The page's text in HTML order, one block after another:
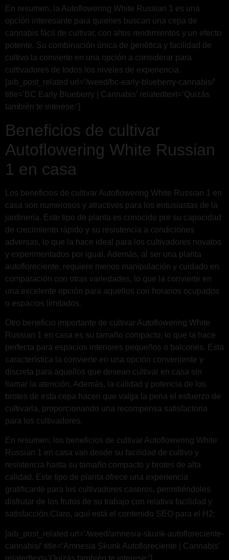
En resumen, la Autoflowering White Russian 1 es una
opción interesante para quienes buscan una cepa de
cannabis fácil de cultivar, con altos rendimientos y un efecto
potente. Su combinación única de genética y facilidad de
cultivo la convierte en una opción a considerar para
cultivadores de todos los niveles de experiencia.
[aib_post_related url=’/weed/bc-early-blueberry-cannabis/’
title=’BC Early Blueberry | Cannabis’ relatedtext=’Quizás
también te interese:’]
Beneficios de cultivar
Autoflowering White Russian
1 en casa
Los beneficios de cultivar Autoflowering White Russian 1 en
casa son numerosos y atractivos para los entusiastas de la
jardinería. Este tipo de planta es conocido por su capacidad
de crecimiento rápido y su resistencia a condiciones
adversas, lo que la hace ideal para los cultivadores novatos
y experimentados por igual. Además, al ser una planta
autofloreciente, requiere menos manipulación y cuidado en
comparación con otras variedades, lo que la convierte en
una excelente opción para aquellos con horarios ocupados
o espacios limitados.
Otro beneficio importante de cultivar Autoflowering White
Russian 1 en casa es su tamaño compacto, lo que la hace
perfecta para espacios interiores pequeños o balcones. Esta
característica la convierte en una opción conveniente y
discreta para aquellos que desean cultivar en casa sin
llamar la atención. Además, la calidad y potencia de los
brotes de esta cepa hacen que valga la pena el esfuerzo de
cultivarla, proporcionando una recompensa satisfactoria
para los cultivadores.
En resumen, los beneficios de cultivar Autoflowering White
Russian 1 en casa van desde su facilidad de cultivo y
resistencia hasta su tamaño compacto y brotes de alta
calidad. Este tipo de planta ofrece una experiencia
gratificante para los cultivadores caseros, permitiéndoles
disfrutar de los frutos de su trabajo con relativa facilidad y
satisfacción.Claro, aquí está el contenido SEO para el H2:
[aib_post_related url=’/weed/amnesia-skunk-autofloreciente-
cannabis/’ title=’Amnesia Skunk Autofloreciente | Cannabis’
relatedtext=’Quizás también te interese:’]